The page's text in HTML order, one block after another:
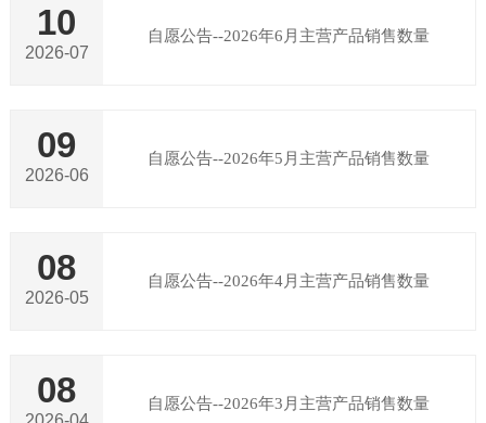
10
2026-07
自愿公告--2026年6月主营产品销售数量
09
2026-06
自愿公告--2026年5月主营产品销售数量
08
2026-05
自愿公告--2026年4月主营产品销售数量
08 自愿公告--2026年3月主营产品销售数量